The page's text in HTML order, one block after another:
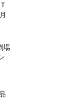
場